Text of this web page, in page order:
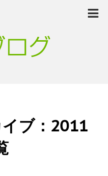
イブ：2011